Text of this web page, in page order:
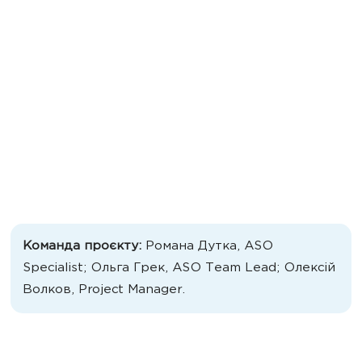
Команда проєкту: Романа Дутка, ASO
Specialist; Ольга Грек, ASO Team Lead; Олексій
Волков, Project Manager.